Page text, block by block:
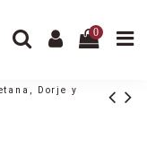
0
Dorje y